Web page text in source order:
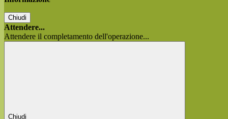
Chiudi
Attendere...
Attendere il completamento dell'operazione...
Chiudi